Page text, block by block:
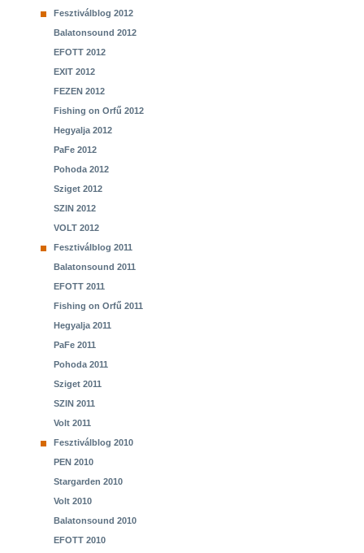
Fesztiválblog 2012
Balatonsound 2012
EFOTT 2012
EXIT 2012
FEZEN 2012
Fishing on Orfű 2012
Hegyalja 2012
PaFe 2012
Pohoda 2012
Sziget 2012
SZIN 2012
VOLT 2012
Fesztiválblog 2011
Balatonsound 2011
EFOTT 2011
Fishing on Orfű 2011
Hegyalja 2011
PaFe 2011
Pohoda 2011
Sziget 2011
SZIN 2011
Volt 2011
Fesztiválblog 2010
PEN 2010
Stargarden 2010
Volt 2010
Balatonsound 2010
EFOTT 2010